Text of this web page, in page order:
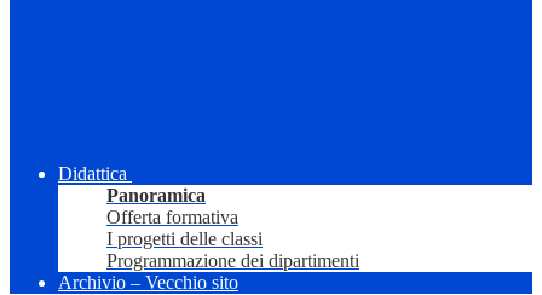
Didattica
Panoramica
Offerta formativa
I progetti delle classi
Programmazione dei dipartimenti
Archivio – Vecchio sito